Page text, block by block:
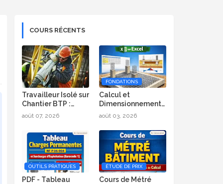
COURS RÉCENTS
Travailleur Isolé sur
Chantier BTP :
Risques et
août 07, 2026
FONDATIONS
Calcul et
Dimensionnement
de Radier Général
août 03, 2026
OUTILS PRATIQUES
PDF - Tableau
ÉTUDE DE PRIX
Cours de Métré